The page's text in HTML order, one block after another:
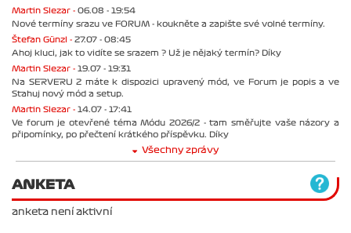
Martin Slezar - 06.08 - 19:54
Nové termíny srazu ve FORUM - koukněte a zapište své volné termíny.
Štefan Günzl - 27.07 - 08:45
Ahoj kluci, jak to vidíte se srazem ? Už je nějaký termín? Díky
Martin Slezar - 19.07 - 19:31
Na SERVERU 2 máte k dispozici upravený mód, ve Forum je popis a ve
Stahuj nový mód a setup.
Martin Slezar - 14.07 - 17:41
Ve forum je otevřené téma Módu 2026/2 - tam směřujte vaše názory a
připomínky, po přečtení krátkého příspěvku. Díky
Všechny zprávy
ANKETA
anketa není aktivní